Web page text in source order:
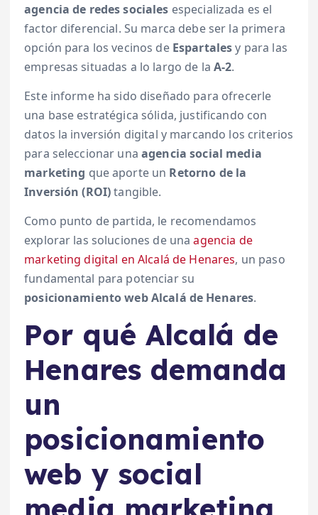
agencia de redes sociales especializada es el
factor diferencial. Su marca debe ser la primera
opción para los vecinos de Espartalesy para las
empresas situadas a lo largo de laA-2.
Este informe ha sido diseñado para ofrecerle
una base estratégica sólida, justificando con
datos la inversión digital y marcando los criterios
para seleccionar unaagencia social media
marketing que aporte un Retorno de la
Inversión (ROI)tangible.
Como punto de partida, le recomendamos
explorar las soluciones de una agencia de
marketing digital en Alcalá de Henares, un paso
fundamental para potenciar su
posicionamiento web Alcalá de Henares.
Por qué Alcalá de
Henares demanda
un
posicionamiento
web y social